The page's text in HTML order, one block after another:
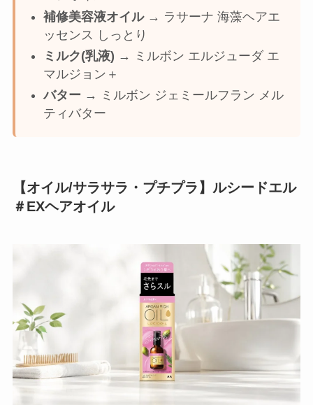
補修美容液オイル→ ラサーナ 海藻ヘアエ
ッセンス しっとり
ミルク(乳液) → ミルボン エルジューダ エ
マルジョン＋
バター → ミルボン ジェミールフラン メル
ティバター
【オイル/サラサラ・プチプラ】ルシードエル
＃EXヘアオイル